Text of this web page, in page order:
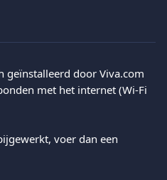
geïnstalleerd door Viva.com
met het internet (Wi-Fi
voer dan een